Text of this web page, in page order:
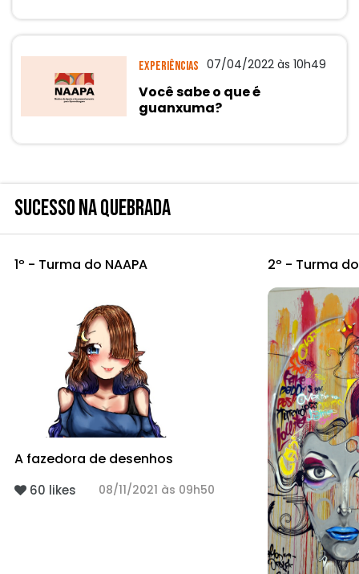
Experiências 07/04/2022 às 10h49
Você sabe o que é
guanxuma?
SUCESSO NA QUEBRADA
1º - Turma do NAAPA
A fazedora de desenhos
60 likes 08/11/2021 às 09h50
2º - Turma do